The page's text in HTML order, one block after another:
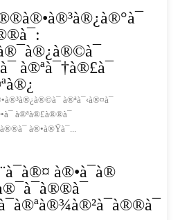
à®ªà¯†à®£à¯
à®ªà¯‹à®¤à¯
à®ªà®£à®®à¯
à®•à®Ÿà¯...
à®•à¯à®